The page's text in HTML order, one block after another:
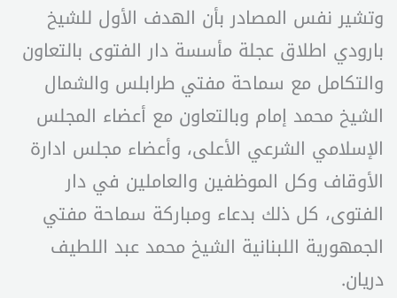
وتشير نفس المصادر بأن الهدف الأول للشيخ
بارودي اطلاق عجلة مأسسة دار الفتوى بالتعاون
والتكامل مع سماحة مفتي طرابلس والشمال
الشيخ محمد إمام وبالتعاون مع أعضاء المجلس
الإسلامي الشرعي الأعلى، وأعضاء مجلس ادارة
الأوقاف وكل الموظفين والعاملين في دار
الفتوى، كل ذلك بدعاء ومباركة سماحة مفتي
الجمهورية اللبنانية الشيخ محمد عبد اللطيف
دريان.